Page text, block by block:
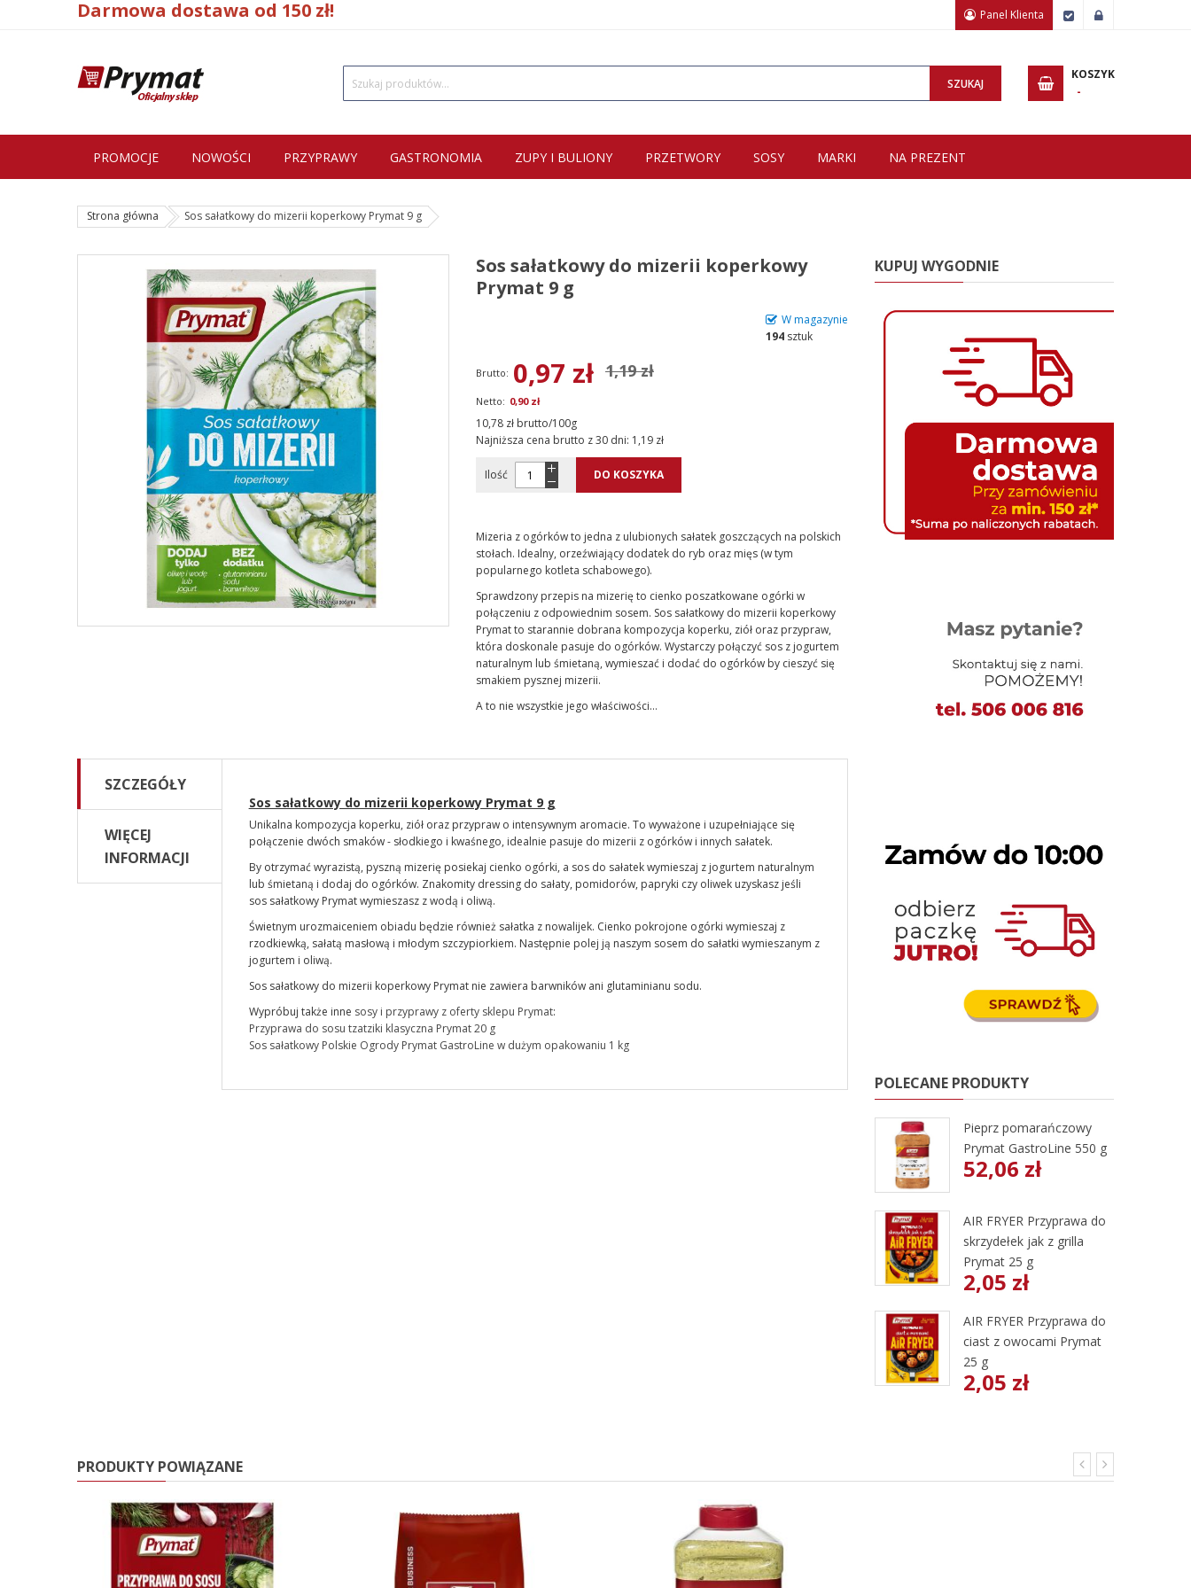
Darmowa dostawa od 150 zł! Panel Klienta Zamówienie
Wpisz minimum 3 znaki, aby wyszukać.
SZUKAJ
KOSZYK
PROMOCJE NOWOŚCI PRZYPRAWY GASTRONOMIA ZUPY I BULIONY PRZETWORY SOSY MARKI NA PREZENT
Strona główna Sos sałatkowy do mizerii koperkowy Prymat 9 g
Sos sałatkowy do mizerii koperkowy
Prymat 9 g
W magazynie
194 sztuk
0,97 zł
0,90 zł
1,19 zł
10,78 zł brutto/100g
Najniższa cena brutto z 30 dni: 1,19 zł
Ilość DO KOSZYKA
Mizeria z ogórków to jedna z ulubionych sałatek goszczących na polskich
stołach. Idealny, orzeźwiający dodatek do ryb oraz mięs (w tym
popularnego kotleta schabowego).
Sprawdzony przepis na mizerię to cienko poszatkowane ogórki w
połączeniu z odpowiednim sosem. Sos sałatkowy do mizerii koperkowy
Prymat to starannie dobrana kompozycja koperku, ziół oraz przypraw,
która doskonale pasuje do ogórków. Wystarczy połączyć sos z jogurtem
naturalnym lub śmietaną, wymieszać i dodać do ogórków by cieszyć się
smakiem pysznej mizerii.
A to nie wszystkie jego właściwości…
SZCZEGÓŁY
WIĘCEJ
INFORMACJI
Sos sałatkowy do mizerii koperkowy Prymat 9 g
Unikalna kompozycja koperku, ziół oraz przypraw o intensywnym aromacie. To wyważone i uzupełniające się
połączenie dwóch smaków - słodkiego i kwaśnego, idealnie pasuje do mizerii z ogórków i innych sałatek.
By otrzymać wyrazistą, pyszną mizerię posiekaj cienko ogórki, a sos do sałatek wymieszaj z jogurtem naturalnym
lub śmietaną i dodaj do ogórków. Znakomity dressing do sałaty, pomidorów, papryki czy oliwek uzyskasz jeśli
sos sałatkowy Prymat wymieszasz z wodą i oliwą.
Świetnym urozmaiceniem obiadu będzie również sałatka z nowalijek. Cienko pokrojone ogórki wymieszaj z
rzodkiewką, sałatą masłową i młodym szczypiorkiem. Następnie polej ją naszym sosem do sałatki wymieszanym z
jogurtem i oliwą.
Sos sałatkowy do mizerii koperkowy Prymat nie zawiera barwników ani glutaminianu sodu.
Wypróbuj także inne sosy i przyprawy z oferty sklepu Prymat:
Przyprawa do sosu tzatziki klasyczna Prymat 20 g
Sos sałatkowy Polskie Ogrody Prymat GastroLine w dużym opakowaniu 1 kg
KUPUJ WYGODNIE
POLECANE PRODUKTY
Pieprz pomarańczowy
Prymat GastroLine 550 g
52,06 zł
AIR FRYER Przyprawa do
skrzydełek jak z grilla
Prymat 25 g
2,05 zł
AIR FRYER Przyprawa do
ciast z owocami Prymat
25 g
2,05 zł
PRODUKTY POWIĄZANE